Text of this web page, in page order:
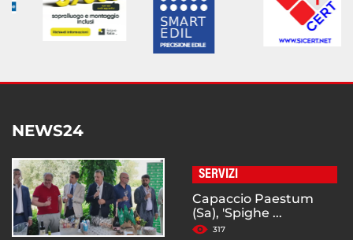
NEWS24
SERVIZI
Capaccio Paestum
(Sa), 'Spighe ...
317